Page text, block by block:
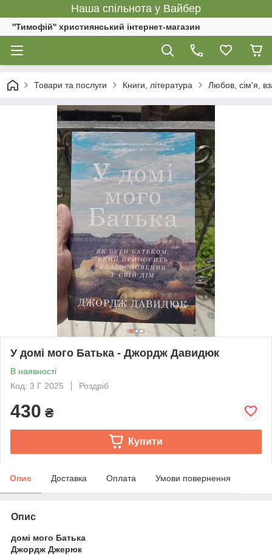
Наша спільнота у Вайбер
''Тимофій'' християнський інтернет-магазин
Товари та послуги Книги, література Любов, сім'я,
У домі мого Батька - Джордж Давидюк
В наявності
Код: 3 Г 2025
Роздріб
430 ₴
Купити
Опис Доставка Оплата Умови повернення
Опис
домі мого Батька
Джордж Джерюк